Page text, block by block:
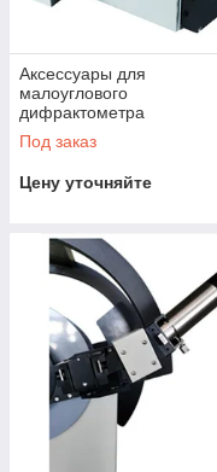
Аксессуары для
малоуглового
дифрактометра
Под заказ
Цену уточняйте